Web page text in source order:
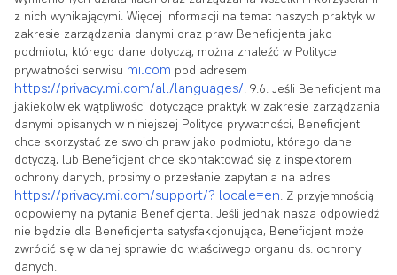
z nich wynikającymi. Więcej informacji na temat naszych praktyk w
zakresie zarządzania danymi oraz praw Beneficjenta jako
podmiotu, którego dane dotyczą, można znaleźć w Polityce
prywatności serwisu mi.com pod adresem
https://privacy.mi.com/all/languages/ . 9.6. Jeśli Beneficjent ma
jakiekolwiek wątpliwości dotyczące praktyk w zakresie zarządzania
danymi opisanych w niniejszej Polityce prywatności, Beneficjent
chce skorzystać ze swoich praw jako podmiotu, którego dane
dotyczą, lub Beneficjent chce skontaktować się z inspektorem
ochrony danych, prosimy o przesłanie zapytania na adres
https://privacy.mi.com/support/? locale=en . Z przyjemnością
odpowiemy na pytania Beneficjenta. Jeśli jednak nasza odpowiedź
nie będzie dla Beneficjenta satysfakcjonująca, Beneficjent może
zwrócić się w danej sprawie do właściwego organu ds. ochrony
danych.